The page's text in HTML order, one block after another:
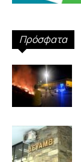
Πρόσφατα